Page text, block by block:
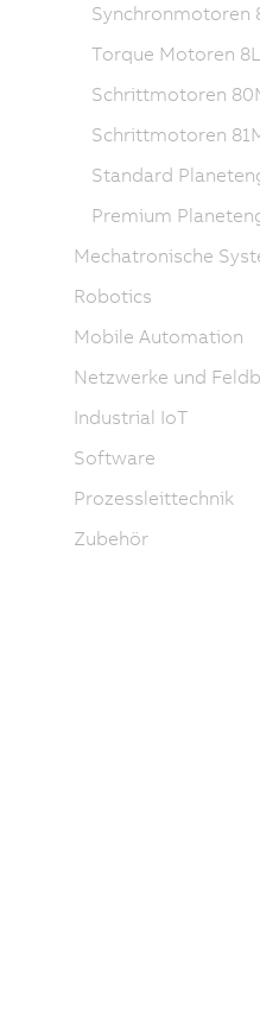
Synchronmotoren
Torque Motoren
Schrittmotoren
Schrittmotoren
Standard
Premium
Mechatronische
Robotics
Mobile Automation
Netzwerke und
Industrial IoT
Software
Prozessleittechnik
Zubehör